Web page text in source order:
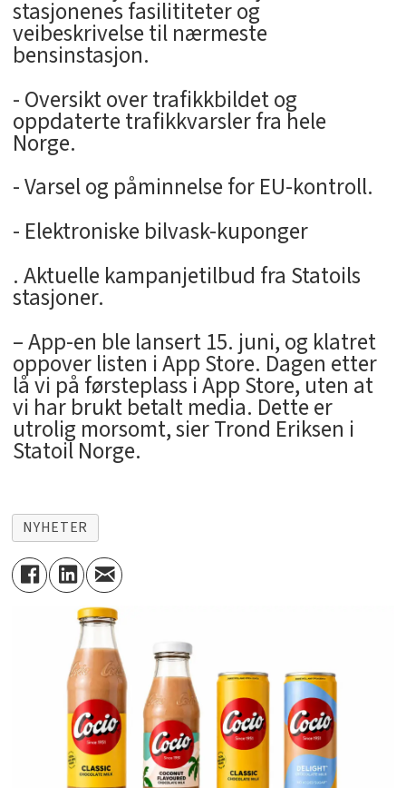
stasjonenes fasilititeter og
veibeskrivelse til nærmeste
bensinstasjon.
- Oversikt over trafikkbildet og
oppdaterte trafikkvarsler fra hele
Norge.
- Varsel og påminnelse for EU-kontroll.
- Elektroniske bilvask-kuponger
. Aktuelle kampanjetilbud fra Statoils
stasjoner.
– App-en ble lansert 15. juni, og klatret
oppover listen i App Store. Dagen etter
lå vi på førsteplass i App Store, uten at
vi har brukt betalt media. Dette er
utrolig morsomt, sier Trond Eriksen i
Statoil Norge.
NYHETER